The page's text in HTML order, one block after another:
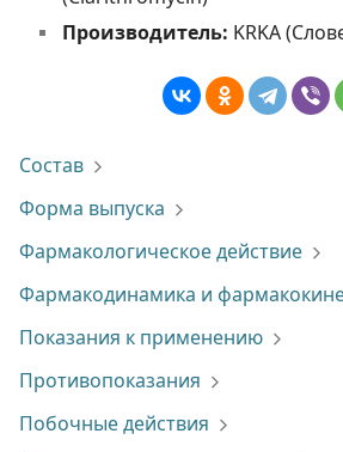
Производитель: KRKA
Состав
Форма выпуска
Фармакологическое действие
Фармакодинамика и
Показания к применению
Противопоказания
Побочные действия